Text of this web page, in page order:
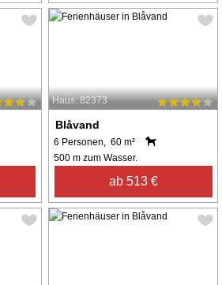
Haus: 82373
Blåvand
6 Personen, 60 m²
500 m zum Wasser.
ab 513 €